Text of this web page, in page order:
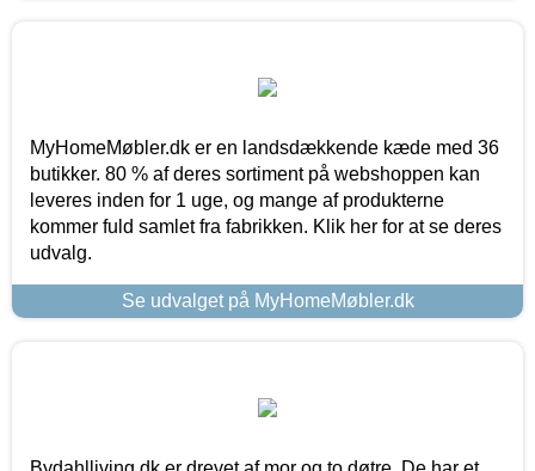
MyHomeMøbler.dk er en landsdækkende kæde med 36
butikker. 80 % af deres sortiment på webshoppen kan
leveres inden for 1 uge, og mange af produkterne
kommer fuld samlet fra fabrikken. Klik her for at se deres
udvalg.
Se udvalget på MyHomeMøbler.dk